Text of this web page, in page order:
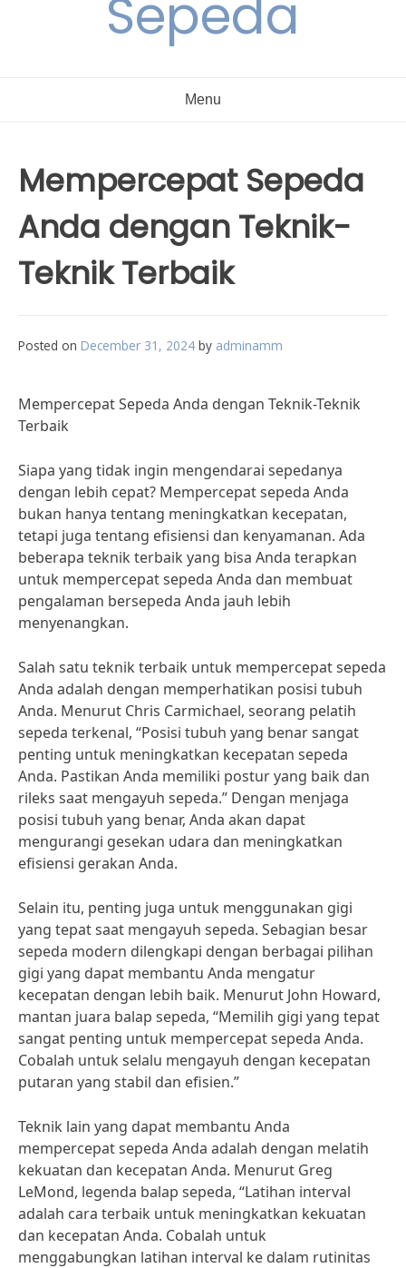
Sepeda
Menu
Mempercepat Sepeda
Anda dengan Teknik-
Teknik Terbaik
Posted on December 31, 2024 by adminamm
Mempercepat Sepeda Anda dengan Teknik-Teknik
Terbaik
Siapa yang tidak ingin mengendarai sepedanya
dengan lebih cepat? Mempercepat sepeda Anda
bukan hanya tentang meningkatkan kecepatan,
tetapi juga tentang efisiensi dan kenyamanan. Ada
beberapa teknik terbaik yang bisa Anda terapkan
untuk mempercepat sepeda Anda dan membuat
pengalaman bersepeda Anda jauh lebih
menyenangkan.
Salah satu teknik terbaik untuk mempercepat sepeda
Anda adalah dengan memperhatikan posisi tubuh
Anda. Menurut Chris Carmichael, seorang pelatih
sepeda terkenal, “Posisi tubuh yang benar sangat
penting untuk meningkatkan kecepatan sepeda
Anda. Pastikan Anda memiliki postur yang baik dan
rileks saat mengayuh sepeda.” Dengan menjaga
posisi tubuh yang benar, Anda akan dapat
mengurangi gesekan udara dan meningkatkan
efisiensi gerakan Anda.
Selain itu, penting juga untuk menggunakan gigi
yang tepat saat mengayuh sepeda. Sebagian besar
sepeda modern dilengkapi dengan berbagai pilihan
gigi yang dapat membantu Anda mengatur
kecepatan dengan lebih baik. Menurut John Howard,
mantan juara balap sepeda, “Memilih gigi yang tepat
sangat penting untuk mempercepat sepeda Anda.
Cobalah untuk selalu mengayuh dengan kecepatan
putaran yang stabil dan efisien.”
Teknik lain yang dapat membantu Anda
mempercepat sepeda Anda adalah dengan melatih
kekuatan dan kecepatan Anda. Menurut Greg
LeMond, legenda balap sepeda, “Latihan interval
adalah cara terbaik untuk meningkatkan kekuatan
dan kecepatan Anda. Cobalah untuk
menggabungkan latihan interval ke dalam rutinitas